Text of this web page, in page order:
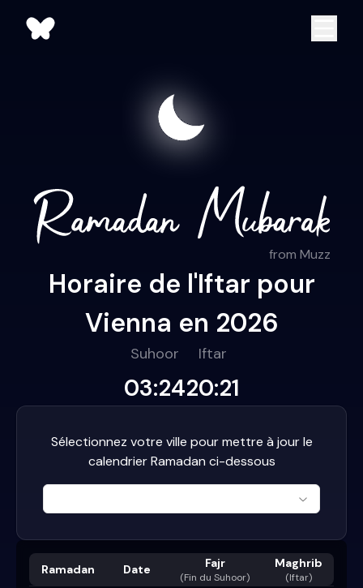
from Muzz
Horaire de l'Iftar pour
Vienna en 2026
Suhoor
03:24
Iftar
20:21
Sélectionnez votre ville pour mettre à jour le
calendrier Ramadan ci-dessous
Ramadan Date Fajr
(Fin du Suhoor)
Maghrib
(Iftar)